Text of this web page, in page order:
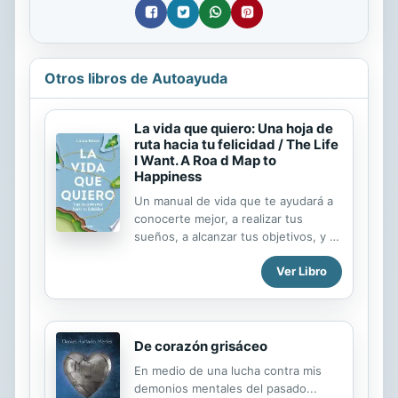
Otros libros de Autoayuda
La vida que quiero: Una hoja de
ruta hacia tu felicidad / The Life
I Want. A Roa d Map to
Happiness
Un manual de vida que te ayudará a
conocerte mejor, a realizar tus
sueños, a alcanzar tus objetivos, y a
navegar hacia tu mejor destino.
Realizarse en la vida es como
navegar. El deseo de una vida mejor
las coordenadas hacia las que
apuntas. Las corrientes, las
son los problemas y los retos que
Ver Libro
De corazón grisáceo
En medio de una lucha contra mis
demonios mentales del pasado...